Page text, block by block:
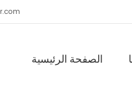
الصفحة الرئيسية